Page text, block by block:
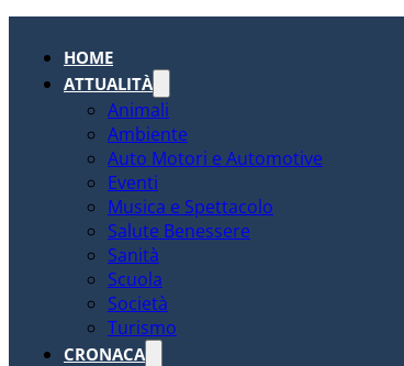
HOME
ATTUALITÀ
Animali
Ambiente
Auto Motori e Automotive
Eventi
Musica e Spettacolo
Salute Benessere
Sanità
Scuola
Società
Turismo
CRONACA